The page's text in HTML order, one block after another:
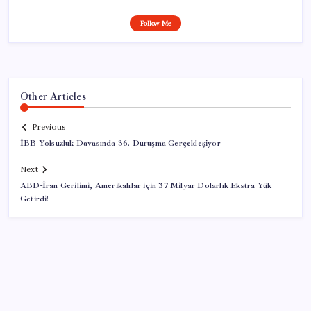
Follow Me
Other Articles
Previous
İBB Yolsuzluk Davasında 36. Duruşma Gerçekleşiyor
Next
ABD-İran Gerilimi, Amerikalılar için 37 Milyar Dolarlık Ekstra Yük
Getirdi!